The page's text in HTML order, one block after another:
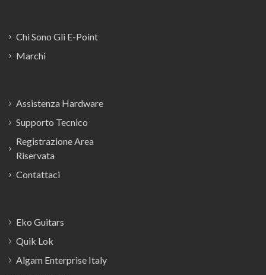
Chi Sono Gli E-Point
Marchi
Assistenza Hardware
Supporto Tecnico
Registrazione Area
Riservata
Contattaci
Eko Guitars
Quik Lok
Algam Enterprise Italy